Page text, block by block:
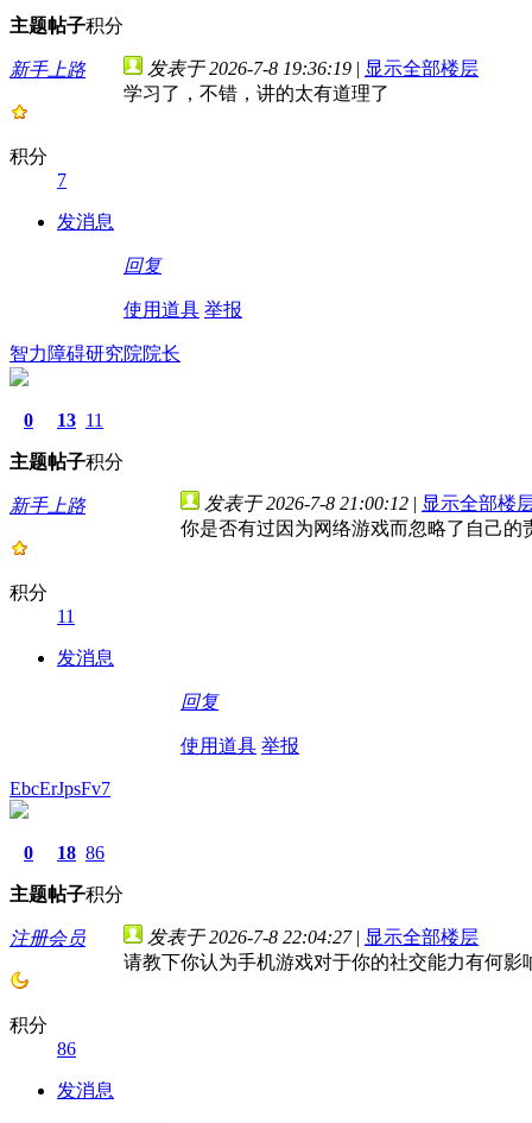
主题帖子积分
新手上路
积分
7
发消息
发表于 2026-7-8 19:36:19 | 显示全部楼层
学习了，不错，讲的太有道理了
回复
使用道具 举报
智力障碍研究院院长
0
主题
13
帖子
11
积分
新手上路
积分
11
发消息
发表于 2026-7-8 21:00:12 | 显示全部楼
你是否有过因为网络游戏而忽略了自己的
回复
使用道具 举报
EbcErJpsFv7
0
主题
18
帖子
86
积分
注册会员
积分
86
发消息
发表于 2026-7-8 22:04:27 | 显示全部楼层
请教下你认为手机游戏对于你的社交能力有何影